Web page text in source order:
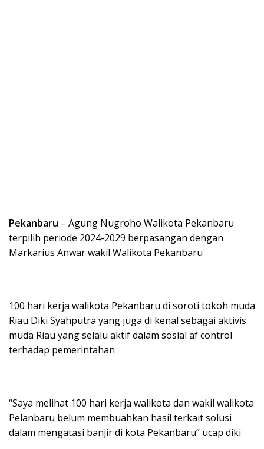
Pekanbaru – Agung Nugroho Walikota Pekanbaru
terpilih periode 2024-2029 berpasangan dengan
Markarius Anwar wakil Walikota Pekanbaru
100 hari kerja walikota Pekanbaru di soroti tokoh muda
Riau Diki Syahputra yang juga di kenal sebagai aktivis
muda Riau yang selalu aktif dalam sosial af control
terhadap pemerintahan
“Saya melihat 100 hari kerja walikota dan wakil walikota
Pelanbaru belum membuahkan hasil terkait solusi
dalam mengatasi banjir di kota Pekanbaru” ucap diki